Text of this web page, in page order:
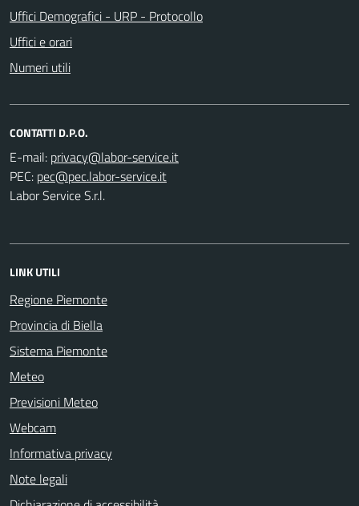
Uffici Demografici - URP - Protocollo
Uffici e orari
Numeri utili
CONTATTI D.P.O.
E-mail:
PEC:
Labor Service S.r.l.
LINK UTILI
Regione Piemonte
Provincia di Biella
Sistema Piemonte
Meteo
Previsioni Meteo
Webcam
Informativa privacy
Note legali